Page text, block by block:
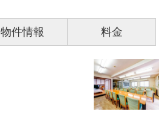
物件情報 料金